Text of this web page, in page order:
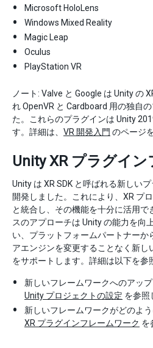
Microsoft HoloLens
Windows Mixed Reality
Magic Leap
Oculus
PlayStation VR
ノート: Valve と Google は Unity の
れ OpenVR と Cardboard 用の独自
た。これらのプラグインは Unity
す。詳細は、 VR 開発入門 のページ
Unity XR プラグイ
Unity は XR SDK と呼ばれる新しい
開発しました。これにより、XR プ
と統合し、その機能を十分に活用
スのアプローチは Unity の能力を向
い、プラットフォームパートナーか
アエンジンを変更することなく新し
をサポートします。詳細は以下を参
新しいフレームワークへのアップ
Unity プロジェクトの設定 を参照
新しいフレームワークがどのよ
XR プラグインフレームワーク を